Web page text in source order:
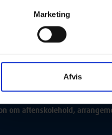
Marketing
Afvis
med et synonym for
om aftenskolehold,